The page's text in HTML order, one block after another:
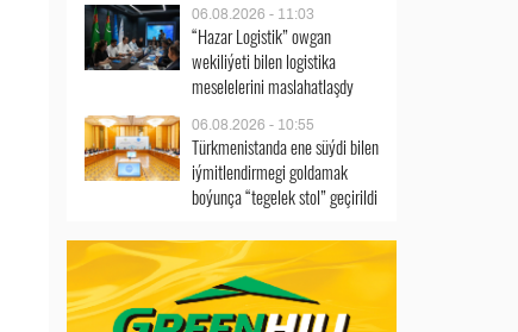
06.08.2026 - 11:03
“Hazar Logistik” owgan
wekiliýeti bilen logistika
meselelerini maslahatlaşdy
06.08.2026 - 10:55
Türkmenistanda ene süýdi bilen
iýmitlendirmegi goldamak
boýunça “tegelek stol” geçirildi